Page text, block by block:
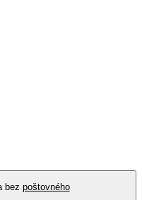
bez poštovného